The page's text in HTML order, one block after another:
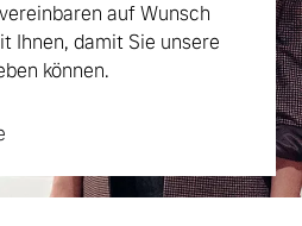
auf Wunsch
Ihnen, damit Sie unsere
können.